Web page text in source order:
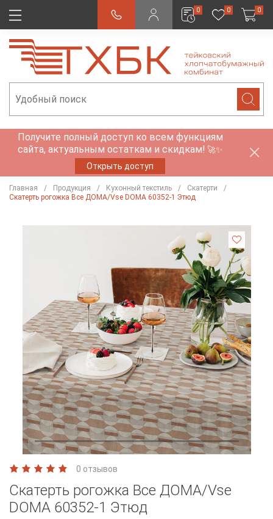
0 0 0
Получите полный доступ ко всем функциям
сайта, актуальным остаткам и скидкам! 🚀✨
Открыть доступ
Главная Продукция Кухонный текстиль
Скатерти
Скатерть рогожка Все ДОМА/Vse DOMA 60352-1 Этюд
0 отзывов
Скатерть рогожка Все ДОМА/Vse
DOMA 60352-1 Этюд